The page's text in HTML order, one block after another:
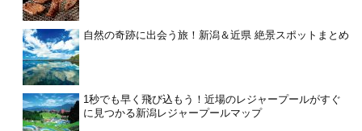
自然の奇跡に出会う旅！新潟＆近県 絶景スポットまとめ
1秒でも早く飛び込もう！近場のレジャープールがすぐ
に見つかる新潟レジャープールマップ